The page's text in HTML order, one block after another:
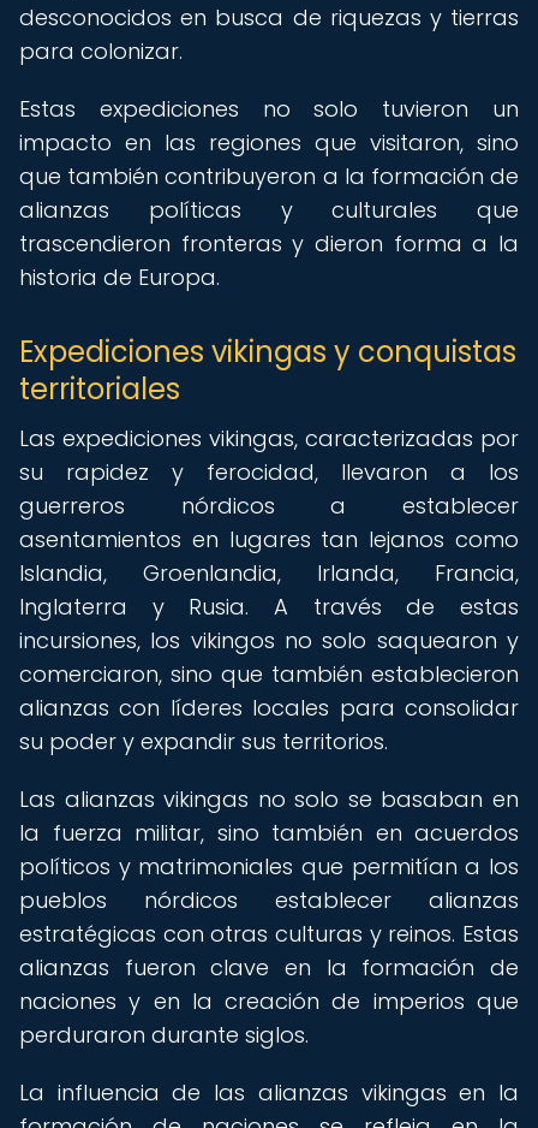
desconocidos en busca de riquezas y tierras
para colonizar.
Estas expediciones no solo tuvieron un
impacto en las regiones que visitaron, sino
que también contribuyeron a la formación de
alianzas políticas y culturales que
trascendieron fronteras y dieron forma a la
historia de Europa.
Expediciones vikingas y conquistas
territoriales
Las expediciones vikingas, caracterizadas por
su rapidez y ferocidad, llevaron a los
guerreros nórdicos a establecer
asentamientos en lugares tan lejanos como
Islandia, Groenlandia, Irlanda, Francia,
Inglaterra y Rusia. A través de estas
incursiones, los vikingos no solo saquearon y
comerciaron, sino que también establecieron
alianzas con líderes locales para consolidar
su poder y expandir sus territorios.
Las alianzas vikingas no solo se basaban en
la fuerza militar, sino también en acuerdos
políticos y matrimoniales que permitían a los
pueblos nórdicos establecer alianzas
estratégicas con otras culturas y reinos. Estas
alianzas fueron clave en la formación de
naciones y en la creación de imperios que
perduraron durante siglos.
La influencia de las alianzas vikingas en la